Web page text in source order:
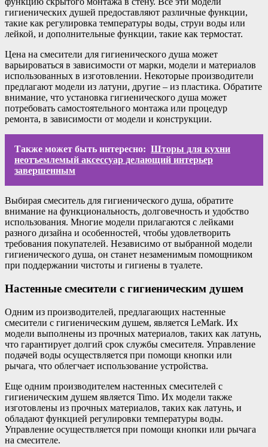
гигиенических душей предоставляют различные функции,
такие как регулировка температуры воды, струи воды или
лейкой, и дополнительные функции, такие как термостат.
Цена на смесители для гигиенического душа может
варьироваться в зависимости от марки, модели и материалов
использованных в изготовлении. Некоторые производители
предлагают модели из латуни, другие – из пластика. Обратите
внимание, что установка гигиенического душа может
потребовать самостоятельного монтажа или процедур
ремонта, в зависимости от модели и конструкции.
Также может быть интересно: Шторы для кухни
неотъемлемый аксессуар делающий интерьер
завершенным
Выбирая смеситель для гигиенического душа, обратите
внимание на функциональность, долговечность и удобство
использования. Многие модели прилагаются с лейками
разного дизайна и особенностей, чтобы удовлетворить
требования покупателей. Независимо от выбранной модели
гигиенического душа, он станет незаменимым помощником
при поддержании чистоты и гигиены в туалете.
Настенные смесители с гигиеническим душем
Одним из производителей, предлагающих настенные
смесители с гигиеническим душем, является LeMark. Их
модели выполнены из прочных материалов, таких как латунь,
что гарантирует долгий срок службы смесителя. Управление
подачей воды осуществляется при помощи кнопки или
рычага, что облегчает использование устройства.
Еще одним производителем настенных смесителей с
гигиеническим душем является Timo. Их модели также
изготовлены из прочных материалов, таких как латунь, и
обладают функцией регулировки температуры воды.
Управление осуществляется при помощи кнопки или рычага
на смесителе.